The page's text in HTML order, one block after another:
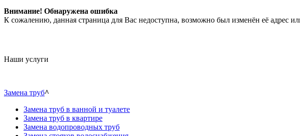
Внимание! Обнаружена ошибка
К сожалению, данная страница для Вас недоступна, возможно был изменён её адрес
Наши услуги
Замена труб^
Замена труб в ванной и туалете
Замена труб в квартире
Замена водопроводных труб